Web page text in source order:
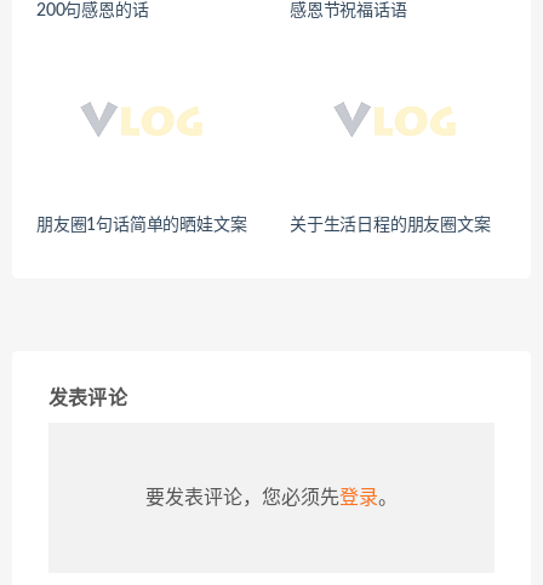
200句感恩的话 感恩节祝福话语
朋友圈1句话简单的晒娃文案 关于生活日程的朋友圈文案
发表评论
要发表评论，您必须先登录。